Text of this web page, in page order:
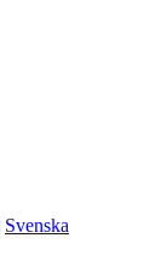
Svenska